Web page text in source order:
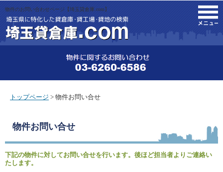
物件のお問い合わせページ【埼玉貸倉庫.com】
トップページ > 物件お問い合せ
物件お問い合せ
下記の物件に対してお問い合せを行います。後ほど担当者よりご連絡い
たします。